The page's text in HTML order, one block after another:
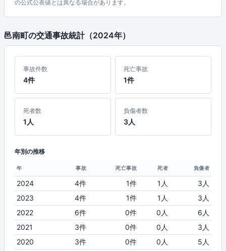
の公式公表値とは異なる場合があります。
邑南町の交通事故統計（2024年）
事故件数
4件
死亡事故
1件
死者数
1人
負傷者数
3人
年別の推移
年 事故 死亡事故 死者 負傷者
2024 4件 1件 1人
3人
2023
4件 1件 1人
3人
2022
6件 0件 0人
6人
2021
3件 0件 0人
3人
2020
3件 0件 0人
5人